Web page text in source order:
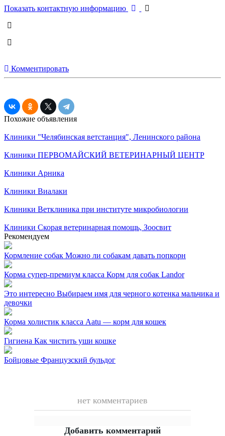
Показать контактную информацию
Комментировать
Похожие объявления
Клиники "Челябинская ветстанция", Ленинского района
Клиники ПЕРВОМАЙСКИЙ ВЕТЕРИНАРНЫЙ ЦЕНТР
Клиники Арника
Клиники Виалаки
Клиники Ветклиника при институте микробиологии
Клиники Скорая ветеринарная помощь, Зоосвит
Рекомендуем
Кормление собак Можно ли собакам давать попкорн
Корма супер-премиум класса Корм для собак Landor
Это интересно Выбираем имя для черного котенка мальчика и
девочки
Корма холистик класса Aatu — корм для кошек
Гигиена Как чистить уши кошке
Бойцовые Французский бульдог
нет комментариев
Добавить комментарий